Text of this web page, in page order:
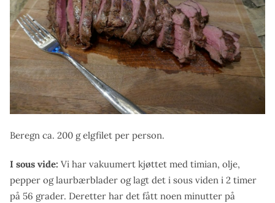
Beregn ca. 200 g elgfilet per person.
I sous vide: Vi har vakuumert kjøttet med timian, olje,
pepper og laurbærblader og lagt det i sous viden i 2 timer
på 56 grader. Deretter har det fått noen minutter på